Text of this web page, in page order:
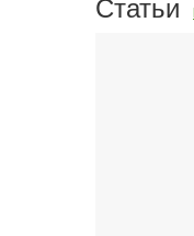
Статьи